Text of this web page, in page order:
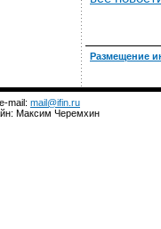
Размещение
mail: mail@ifin.ru
Максим Черемхин